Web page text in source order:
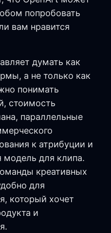
попробовать
вам нравится
думать как
а не только как
понимать
стоимость
параллельные
к атрибуции и
модель для клипа.
креативных
для
который хочет
и